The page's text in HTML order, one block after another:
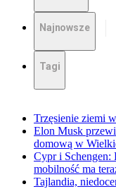
Najnowsze
Tagi
Trzęsienie ziemi
Elon Musk
domową w
Cypr i Schengen:
mobilność ma
Tajlandia,